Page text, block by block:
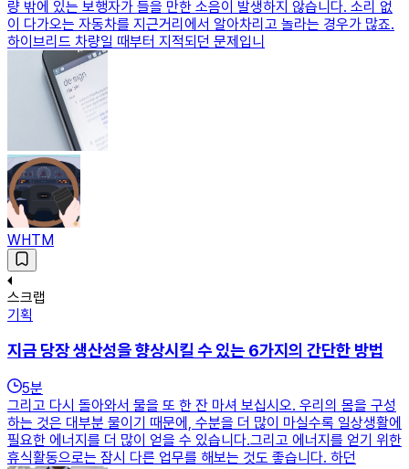
량 밖에 있는 보행자가 들을 만한 소음이 발생하지 않습니다. 소리 없
이 다가오는 자동차를 지근거리에서 알아차리고 놀라는 경우가 많죠.
하이브리드 차량일 때부터 지적되던 문제입니
WHTM
스크랩
기획
지금 당장 생산성을 향상시킬 수 있는 6가지의 간단한 방법
5분
그리고 다시 돌아와서 물을 또 한 잔 마셔 보십시오. 우리의 몸을 구성
하는 것은 대부분 물이기 때문에, 수분을 더 많이 마실수록 일상생활에
필요한 에너지를 더 많이 얻을 수 있습니다.그리고 에너지를 얻기 위한
휴식활동으로는 잠시 다른 업무를 해보는 것도 좋습니다. 하던